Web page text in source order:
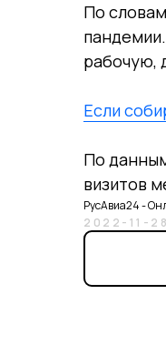
По
рабочую,
Если
По
визитов
РусАвиа24 -
2022-11-